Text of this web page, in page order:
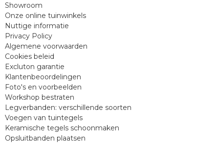
Showroom
Onze online tuinwinkels
Nuttige informatie
Privacy Policy
Algemene voorwaarden
Cookies beleid
Excluton garantie
Klantenbeoordelingen
Foto's en voorbeelden
Workshop bestraten
Legverbanden: verschillende soorten
Voegen van tuintegels
Keramische tegels schoonmaken
Opsluitbanden plaatsen